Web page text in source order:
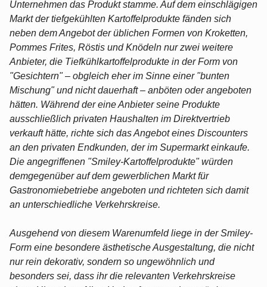
Unternehmen das Produkt stamme. Auf dem einschlägigen
Markt der tiefgekühlten Kartoffelprodukte fänden sich
neben dem Angebot der üblichen Formen von Kroketten,
Pommes Frites, Röstis und Knödeln nur zwei weitere
Anbieter, die Tiefkühlkartoffelprodukte in der Form von
"Gesichtern" – obgleich eher im Sinne einer "bunten
Mischung" und nicht dauerhaft – anböten oder angeboten
hätten. Während der eine Anbieter seine Produkte
ausschließlich privaten Haushalten im Direktvertrieb
verkauft hätte, richte sich das Angebot eines Discounters
an den privaten Endkunden, der im Supermarkt einkaufe.
Die angegriffenen "Smiley-Kartoffelprodukte" würden
demgegenüber auf dem gewerblichen Markt für
Gastronomiebetriebe angeboten und richteten sich damit
an unterschiedliche Verkehrskreise.
Ausgehend von diesem Warenumfeld liege in der Smiley-
Form eine besondere ästhetische Ausgestaltung, die nicht
nur rein dekorativ, sondern so ungewöhnlich und
besonders sei, dass ihr die relevanten Verkehrskreise